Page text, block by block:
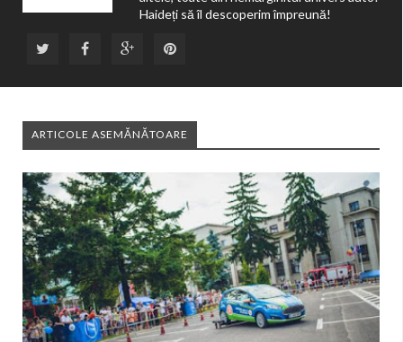
Haideți să îl descoperim împreună!
ARTICOLE ASEMĂNĂTOARE